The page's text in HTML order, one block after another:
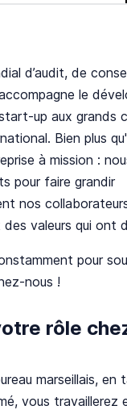
d’audit, de
le
up aux grands
Bien plus
à mission :
pour faire grandir
nos
valeurs qui ont
pour
nous !
rôle
marseillais, en
vous travaillerez